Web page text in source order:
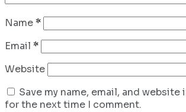
Name*
Email *
Website
Save my name, email, and
for the next time I comment.